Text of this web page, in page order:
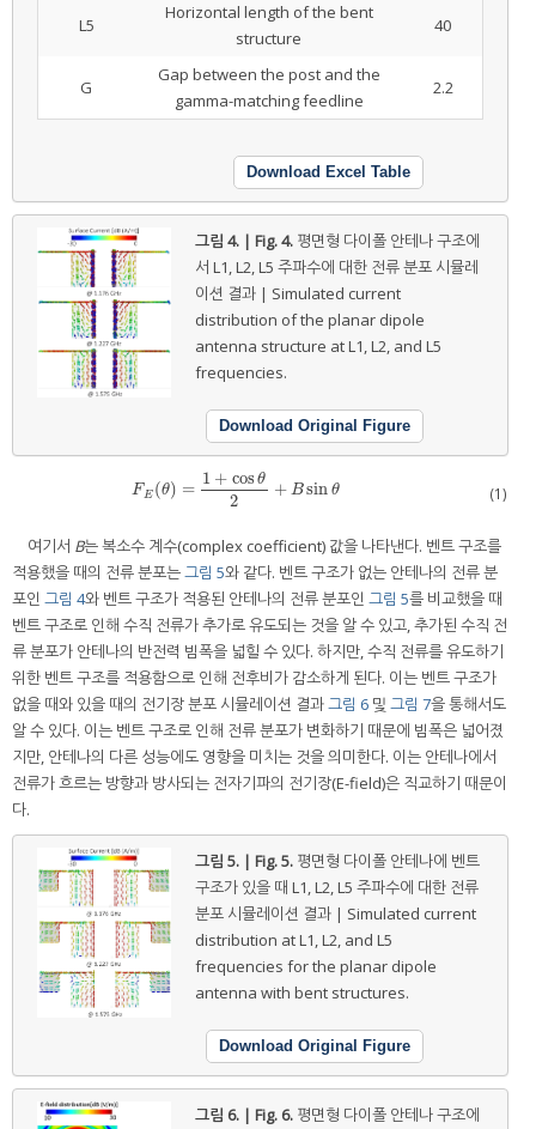
L5
Horizontal length of the bent
structure
40
G
Gap between the post and the
gamma-matching feedline
2.2
Download Excel Table
그림 4. | Fig. 4. 평면형 다이폴 안테나 구조에
서 L1, L2, L5 주파수에 대한 전류 분포 시뮬레
이션 결과 | Simulated current
distribution of the planar dipole
antenna structure at L1, L2, and L5
frequencies.
Download Original Figure
F E (θ) =
1 + cosθ
2
+ Bsin θ
FE( θ)=1+cosθ2+ Bsinθ (1)
여기서 B는 복소수 계수(complex coefficient) 값을 나타낸다. 벤트 구조를
적용했을 때의 전류 분포는그림 5와 같다. 벤트 구조가 없는 안테나의 전류 분
포인 그림 4와 벤트 구조가 적용된 안테나의 전류 분포인 그림 5를 비교했을 때
벤트 구조로 인해 수직 전류가 추가로 유도되는 것을 알 수 있고, 추가된 수직 전
류 분포가 안테나의 반전력 빔폭을 넓힐 수 있다. 하지만, 수직 전류를 유도하기
위한 벤트 구조를 적용함으로 인해 전후비가 감소하게 된다. 이는 벤트 구조가
없을 때와 있을 때의 전기장 분포 시뮬레이션 결과그림 6 및 그림 7을 통해서도
알 수 있다. 이는 벤트 구조로 인해 전류 분포가 변화하기 때문에 빔폭은 넓어졌
지만, 안테나의 다른 성능에도 영향을 미치는 것을 의미한다. 이는 안테나에서
전류가 흐르는 방향과 방사되는 전자기파의 전기장(E-field)은 직교하기 때문이
다.
그림 5. | Fig. 5. 평면형 다이폴 안테나에 벤트
구조가 있을 때 L1, L2, L5 주파수에 대한 전류
분포 시뮬레이션 결과 | Simulated current
distribution at L1, L2, and L5
frequencies for the planar dipole
antenna with bent structures.
Download Original Figure
그림 6. | Fig. 6. 평면형 다이폴 안테나 구조에